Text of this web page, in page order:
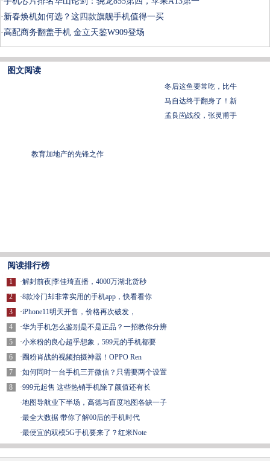
· 新春焕机如何选？这四款旗舰手机值得一买
·高配商务翻盖手机 金立天鉴W909登场
图文阅读
教育加地产的先锋之作
冬后这鱼要常吃，比牛
马自达终于翻身了！新
孟良崮战役，张灵甫手
阅读排行榜
1
2
3
4
5
6
7
8
·解封前夜|李佳琦直播，4000万湖北货秒
·8款冷门却非常实用的手机app，快看看你
·iPhone11明天开售，价格再次破发，
·华为手机怎么鉴别是不是正品？一招教你分辨
·小米粉的良心超乎想象，599元的手机都要
·圈粉肖战的视频拍摄神器！OPPO Ren
·如何同时一台手机三开微信？只需要两个设置
·999元起售 这些热销手机除了颜值还有长
·地图导航业下半场，高德与百度地图各缺一子
·最全大数据 带你了解00后的手机时代
·最便宜的双模5G手机要来了？红米Note